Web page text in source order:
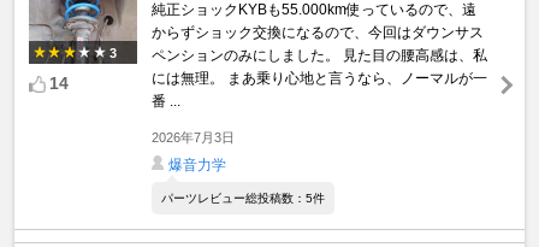
3
14
純正ショックKYBも55.000km使っているので、遠
からずショック交換になるので、今回はダウンサス
ペンションのみにしました。 見た目の腰高感は、私
には無理。 まあ乗り心地と言うなら、ノーマルが一
番 ...
2026年7月3日
爆音力学
パーツレビュー総投稿数：5件